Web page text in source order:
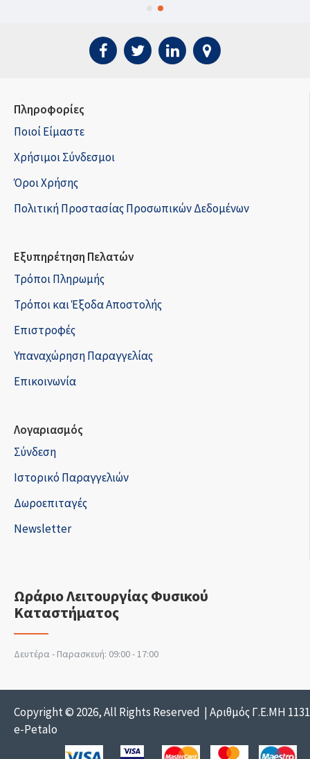
Πληροφορίες
Ποιοί Είμαστε
Χρήσιμοι Σύνδεσμοι
Όροι Χρήσης
Πολιτική Προστασίας Προσωπικών Δεδομένων
Εξυπηρέτηση Πελατών
Τρόποι Πληρωμής
Τρόποι και Έξοδα Αποστολής
Επιστροφές
Υπαναχώρηση Παραγγελίας
Επικοινωνία
Λογαριασμός
Σύνδεση
Ιστορικό Παραγγελιών
Δωροεπιταγές
Newsletter
Ωράριο Λειτουργίας Φυσικού
Καταστήματος
Δευτέρα - Παρασκευή: 09:00 - 17:00
Copyright © 2026, All Rights Reserved | Αριθμός Γ.Ε.ΜΗ
e-Petalo